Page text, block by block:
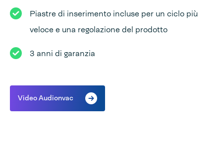
Piastre di inserimento incluse per un ciclo più
veloce e una regolazione del prodotto
3 anni di garanzia
Video Audionvac